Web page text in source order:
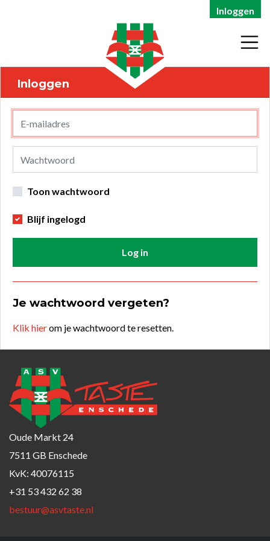
Inloggen
Inloggen
Toon wachtwoord
Blijf ingelogd
Log in
Je wachtwoord vergeten?
Klik hierom je wachtwoord te resetten.
Oude Markt 24
7511 GB Enschede
KvK: 40076115
+31 53 432 62 38
bestuur@asvtaste.nl